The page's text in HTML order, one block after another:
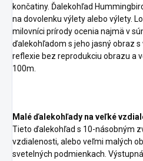
končatiny. Ďalekohľad
na dovolenku výlety alebo výlety.
milovníci prírody ocenia najmä v
ďalekohľadom s jeho jasný obraz
reflexie bez reprodukciu obrazu a
100m.
Malé ďalekohľady na veľké
Tieto ďalekohľad s 10-násobným
vzdialenosti, alebo veľmi malých
svetelných podmienkach.